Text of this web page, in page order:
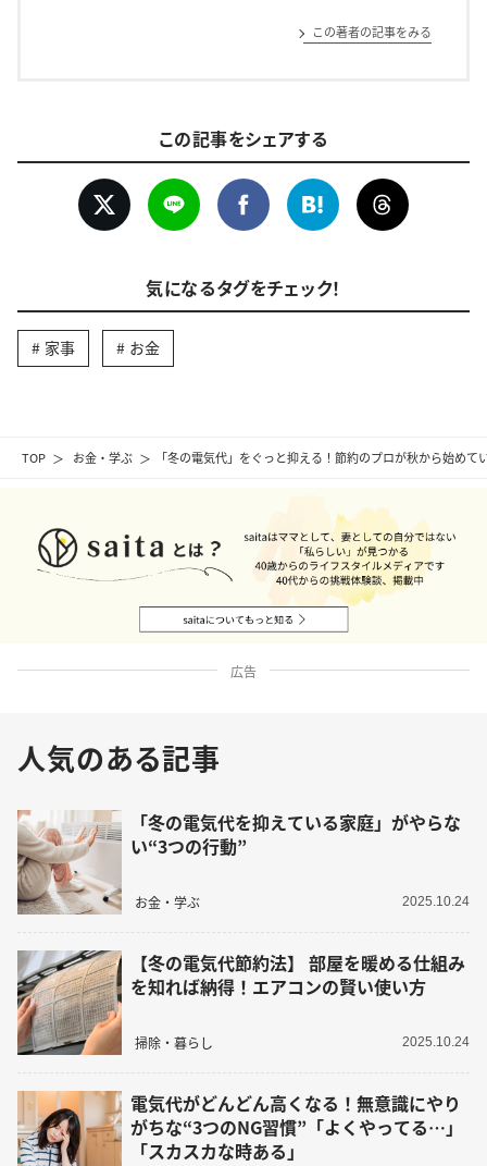
TOP お金・学ぶ 「冬の電気代」をぐっと抑える！節約のプロが秋から始め
この著者の記事をみる
この記事をシェアする
気になるタグをチェック！
家事 お金
広告
人気のある記事
「冬の電気代を抑えている家庭」がやらな
い“3つの行動”
お金・学ぶ 2025.10.24
【冬の電気代節約法】 部屋を暖める仕組み
を知れば納得！エアコンの賢い使い方
掃除・暮らし 2025.10.24
電気代がどんどん高くなる！無意識にやり
がちな“3つのNG習慣”「よくやってる…」
「スカスカな時ある」